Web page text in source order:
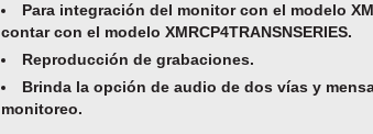
Para integración del monitor con el modelo
contar con el modelo XMRCP4TRANSNSERIES.
Reproducción de grabaciones.
Brinda la opción de audio de dos vías y
monitoreo.